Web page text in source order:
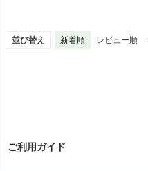
並び替え 新着順 レビュー順
ご利用ガイド